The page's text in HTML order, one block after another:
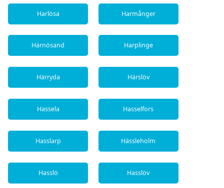
Harlösa Harmånger
Härnösand Harplinge
Härryda Härslöv
Hassela Hasselfors
Hasslarp Hässleholm
Hasslö Hasslöv